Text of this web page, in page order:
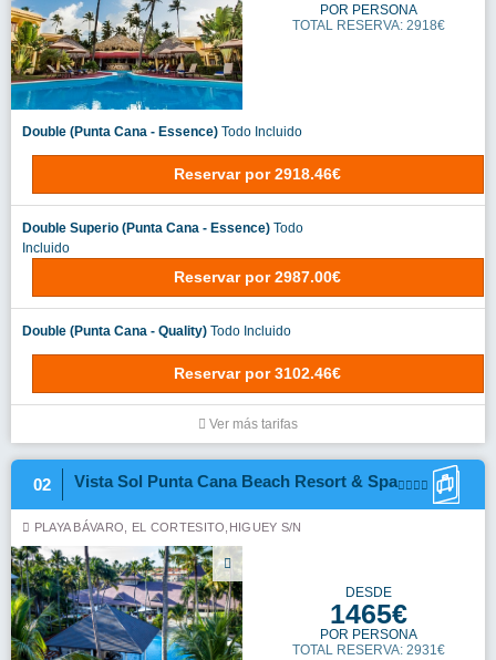
POR PERSONA
TOTAL RESERVA: 2918€
Double (Punta Cana - Essence) Todo Incluido
Reservar por 2918.46€
Double Superio (Punta Cana - Essence) Todo
Incluido
Reservar por 2987.00€
Double (Punta Cana - Quality) Todo Incluido
Reservar por 3102.46€
Ver más tarifas
02 Vista Sol Punta Cana Beach Resort & Spa
PLAYA BÁVARO, EL CORTESITO,HIGUEY S/N
DESDE
1465€
POR PERSONA
TOTAL RESERVA: 2931€